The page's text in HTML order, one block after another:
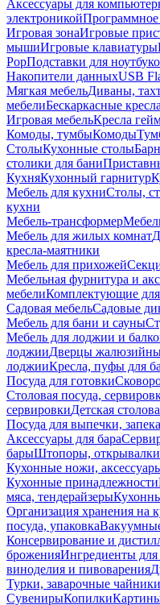
Аксессуары для
электроникойПрограммное
Игровая зонаИгровые
мышиИгровые клавиатуры
PopПодставки для
Накопители данныхUSB
Мягкая мебельДиваны,
мебелиБескаркасные
Игровая мебельКресла
Комоды, тумбыКомоды
СтолыКухонные столы
столики для бани
КухняКухонный гарнитур
Мебель для кухниСтолы,
кухни
Мебель-трансформер
Мебель для жилых комнат
кресла-маятники
Мебель для прихожей
Мебельная фурнитура и
мебелиКомплектующие
Садовая мебельСадовые
Мебель для бани и сауны
Мебель для лоджии и
лоджииДверцы
лоджииКресла, пуфы для
Посуда для готовки
Столовая посуда,
сервировкиДетская
Посуда для выпечки,
Аксессуары для бара
барыШтопоры, открывалки
Кухонные ножи,
Кухонные принадлежности
мяса, тендерайзеры
Организация хранения на
посуда, упаковка
Консервирование и
броженияИнгредиенты для
виноделия и пивоварения
Турки, заварочные чайники
СувенирыКопилки